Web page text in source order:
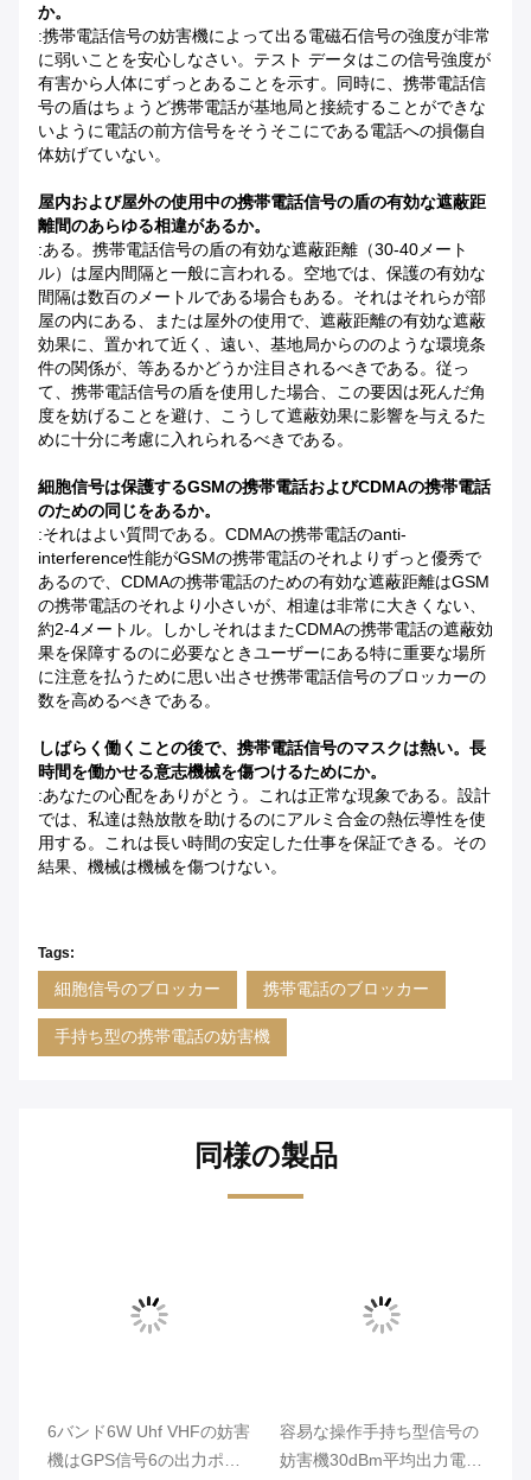
か。
:携帯電話信号の妨害機によって出る電磁石信号の強度が非常
に弱いことを安心しなさい。テスト データはこの信号強度が
有害から人体にずっとあることを示す。同時に、携帯電話信
号の盾はちょうど携帯電話が基地局と接続することができな
いように電話の前方信号をそうそこにである電話への損傷自
体妨げていない。
屋内および屋外の使用中の携帯電話信号の盾の有効な遮蔽距
離間のあらゆる相違があるか。
:ある。携帯電話信号の盾の有効な遮蔽距離（30-40メート
ル）は屋内間隔と一般に言われる。空地では、保護の有効な
間隔は数百のメートルである場合もある。それはそれらが部
屋の内にある、または屋外の使用で、遮蔽距離の有効な遮蔽
効果に、置かれて近く、遠い、基地局からののような環境条
件の関係が、等あるかどうか注目されるべきである。従っ
て、携帯電話信号の盾を使用した場合、この要因は死んだ角
度を妨げることを避け、こうして遮蔽効果に影響を与えるた
めに十分に考慮に入れられるべきである。
細胞信号は保護するGSMの携帯電話およびCDMAの携帯電話
のための同じをあるか。
:それはよい質問である。CDMAの携帯電話のanti-
interference性能がGSMの携帯電話のそれよりずっと優秀で
あるので、CDMAの携帯電話のための有効な遮蔽距離はGSM
の携帯電話のそれより小さいが、相違は非常に大きくない、
約2-4メートル。しかしそれはまたCDMAの携帯電話の遮蔽効
果を保障するのに必要なときユーザーにある特に重要な場所
に注意を払うために思い出させ携帯電話信号のブロッカーの
数を高めるべきである。
しばらく働くことの後で、携帯電話信号のマスクは熱い。長
時間を働かせる意志機械を傷つけるためにか。
:あなたの心配をありがとう。これは正常な現象である。設計
では、私達は熱放散を助けるのにアルミ合金の熱伝導性を使
用する。これは長い時間の安定した仕事を保証できる。その
結果、機械は機械を傷つけない。
Tags:
細胞信号のブロッカー 携帯電話のブロッカー
手持ち型の携帯電話の妨害機
同様の製品
6バンド6W Uhf VHFの妨害
機はGPS信号6の出力ポー
容易な操作手持ち型信号の
妨害機30dBm平均出力電力